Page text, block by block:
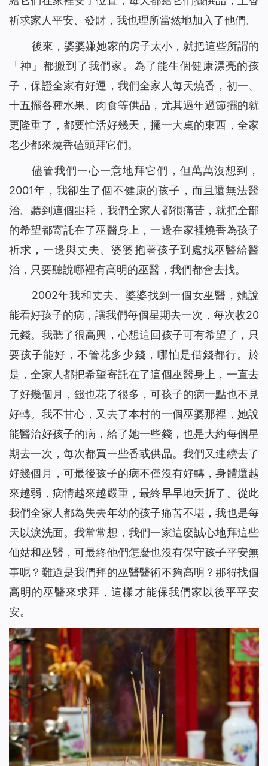
12 與其昧著良心工作 不如做誠實人大膽地說NO（有聲讀物）
13 聖經中得救與進天國其實是兩碼事（有聲讀物）
聖經裡的話都是神默示的嗎
17 神的拯救，使我脫離了「巫醫」的苦害（有聲讀物）
18 神的話語帶領我走出家人圍攻（有聲讀物）
19 看！主耶穌已「駕雲降臨」（有聲讀物）
20 放下賭博後真輕鬆（有聲讀物）
【基督徒必讀】基督徒當如何對待聖經預言（有聲讀物）
為什麼禁食禱告，教會荒涼的問題還是沒有得到解決（有聲
讀物）
24 信主卻白天犯罪、晚上認罪的人能進天國嗎 （有聲讀物）
25 你知道如何禱告才能得到主的回應嗎（有聲讀物）
26 找回初心，誠實做人（有聲讀物）
聲讀物）
28 從富翁的空中樓閣夢帶來的啟發（有聲讀物）
29
從「神尋找迷路羊」的比喻中看到神對人類的愛惜（有聲讀
物）
當我改變自己的禱告後⋯⋯（有聲讀物）
風口浪尖，是誰保守爸爸平安回家？（有聲讀物）
33 有恩賜的人，真的是合神心意的人嗎（有聲讀物）
34 神將我從網絡遊戲的泥潭中救起（有聲讀物）
35 只要做到三方面，你與神就能保持正常關係（有聲讀物）
36 基督徒靈修-掌握三要素，讓你與神更親近！（有聲讀物）
37 是誰給了她一個溫暖的家？（有聲讀物）
38 【基督徒日記】將心安靜在神面前的四條實行（有聲讀物）
39 懷孕七個月的我，被綁架後……（有聲讀物）
40 擺脫網絡小說的誘惑，我正常了！（有聲讀物）
41 「主耶穌不守安息日」給我們帶來的啟發（有聲讀物）
信仰逼迫：帶上癱瘓丈夫去逃亡（有聲讀物）
45 我們應該怎樣對待執政掌權的？（有聲讀物）
46 聖經的預言，我終於知道該怎麼對待了（有聲讀物）
47 當計劃趕不上變化時，你該怎麼辦（有聲讀物）
48
不會扶持幫助弟兄姊妹怎麼辦？這裡有三條實行路途（有聲
讀物）
49 撒瑪利亞婦人的聰明之處（有聲讀物）
50 防備法利賽人和撒都該人的酵(有聲讀物)
51 埃提阿伯太監接受福音給我們的啟示（有聲讀物）
祈求家人平安、發財，我也理所當然地加入了他們。
後來，婆婆嫌她家的房子太小，就把這些所謂的
「神」都搬到了我們家。為了能生個健康漂亮的孩
子，保證全家有好運，我們全家人每天燒香，初一、
十五擺各種水果、肉食等供品，尤其過年過節擺的就
更隆重了，都要忙活好幾天，擺一大桌的東西，全家
老少都來燒香磕頭拜它們。
儘管我們一心一意地拜它們，但萬萬沒想到，
2001年，我卻生了個不健康的孩子，而且還無法醫
治。聽到這個噩耗，我們全家人都很痛苦，就把全部
的希望都寄託在了巫醫身上，一邊在家裡燒香為孩子
祈求，一邊與丈夫、婆婆抱著孩子到處找巫醫給醫
治，只要聽說哪裡有高明的巫醫，我們都會去找。
2002年我和丈夫、婆婆找到一個女巫醫，她說
能看好孩子的病，讓我們每個星期去一次，每次收20
元錢。我聽了很高興，心想這回孩子可有希望了，只
要孩子能好，不管花多少錢，哪怕是借錢都行。於
是，全家人都把希望寄託在了這個巫醫身上，一直去
了好幾個月，錢也花了很多，可孩子的病一點也不見
好轉。我不甘心，又去了本村的一個巫婆那裡，她說
能醫治好孩子的病，給了她一些錢，也是大約每個星
期去一次，每次都買一些香或供品。我們又連續去了
好幾個月， 可最後孩子的病不僅沒有好轉，身體還越
來越弱，病情越來越嚴重，最終早早地夭折了。從此
我們全家人都為失去年幼的孩子痛苦不堪，我也是每
天以淚洗面。我常常想，我們一家這麼誠心地拜這些
仙姑和巫醫，可最終他們怎麼也沒有保守孩子平安無
事呢？難道是我們拜的巫醫醫術不夠高明？那得找個
高明的巫醫來求拜，這樣才能保我們家以後平平安
安。